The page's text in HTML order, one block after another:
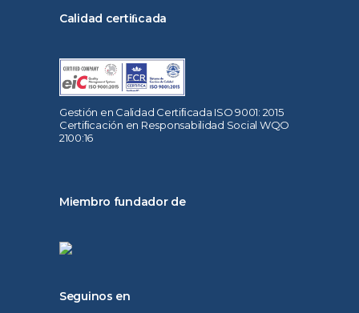
Calidad certiﬁcada
Gestión en Calidad Certiﬁcada ISO 9001: 2015
Certiﬁcación en Responsabilidad Social WQO
2100:16
Miembro fundador de
Seguinos en